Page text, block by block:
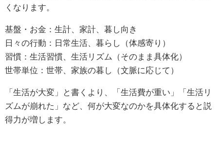
くなります。
基盤・お金：生計、家計、暮し向き
日々の行動：日常生活、暮らし（体感寄り）
習慣：生活習慣、生活リズム（そのまま具体化）
世帯単位：世帯、家族の暮し（文脈に応じて）
「生活が大変」と書くより、「生活費が重い」「生活リ
ズムが崩れた」など、何が大変なのかを具体化すると説
得力が増します。